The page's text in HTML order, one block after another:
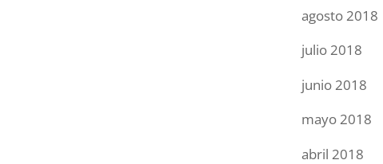
agosto 2018
julio 2018
junio 2018
mayo 2018
abril 2018